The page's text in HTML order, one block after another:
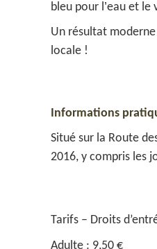
bleu pour l’eau et le
Un résultat
locale !
Informations
Situé sur la Route
2016, y compris les
Tarifs – Droits
Adulte : 9,50 €